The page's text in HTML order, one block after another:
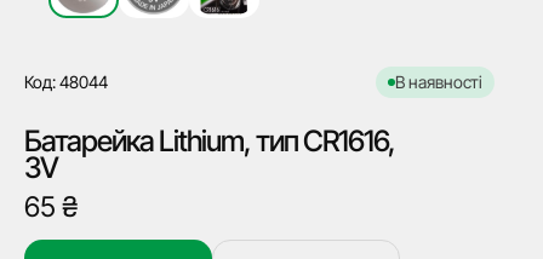
Код: 48044 В наявності
Батарейка Lithium, тип CR1616,
3V
65 ₴